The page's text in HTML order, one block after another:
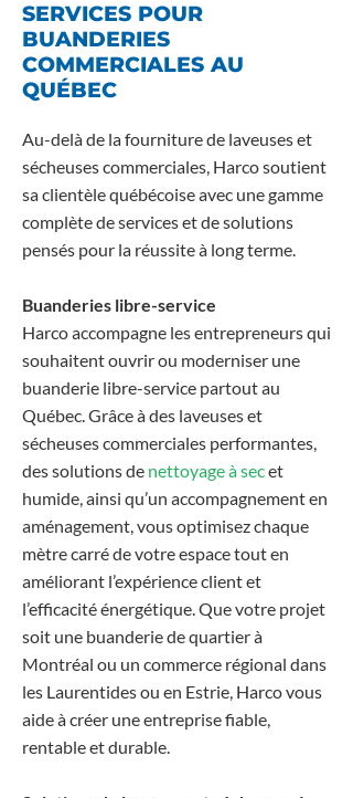
SERVICES POUR
BUANDERIES
COMMERCIALES AU
QUÉBEC
Au-delà de la fourniture de laveuses et
sécheuses commerciales, Harco soutient
sa clientèle québécoise avec une gamme
complète de services et de solutions
pensés pour la réussite à long terme.
Buanderies libre-service
Harco accompagne les entrepreneurs qui
souhaitent ouvrir ou moderniser une
buanderie libre-service partout au
Québec. Grâce à des laveuses et
sécheuses commerciales performantes,
des solutions de nettoyage à secet
humide, ainsi qu’un accompagnement en
aménagement, vous optimisez chaque
mètre carré de votre espace tout en
améliorant l’expérience client et
l’efficacité énergétique. Que votre projet
soit une buanderie de quartier à
Montréal ou un commerce régional dans
les Laurentides ou en Estrie, Harco vous
aide à créer une entreprise fiable,
rentable et durable.